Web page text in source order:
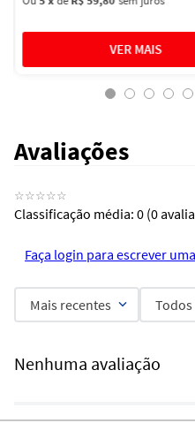
Avaliações
☆☆☆☆☆
Classificação média: 0 (0
Faça login para escrever
Mais recentes Todos
Nenhuma avaliação